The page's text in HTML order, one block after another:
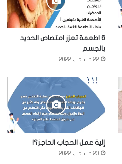
6 اطعمة تعزز امتصاص الحديد
بالجسم
22 ديسمبر، 2022
إلية عمل الحجاب الحاجز؟!
23 ديسمبر، 2022